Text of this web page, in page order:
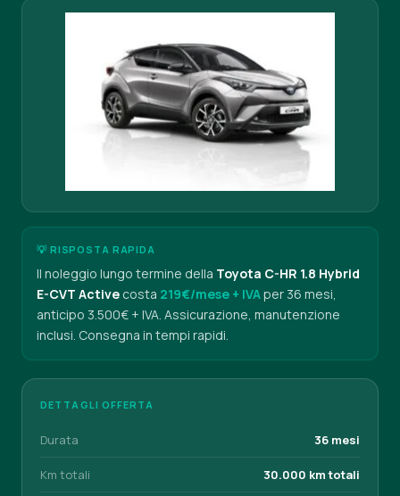
💡 RISPOSTA RAPIDA
Il noleggio lungo termine della Toyota C-HR 1.8 Hybrid
E-CVT Active costa 219€/mese + IVAper 36 mesi,
anticipo 3.500€ + IVA. Assicurazione, manutenzione
inclusi. Consegna in tempi rapidi.
DETTAGLI OFFERTA
Durata 36 mesi
Km totali 30.000 km totali